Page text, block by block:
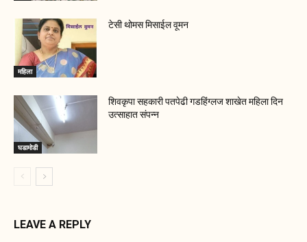
महिला
टेसी थोमस मिसाईल वूमन
घडामोडी
शिवकृपा सहकारी पतपेढी गडहिंग्लज शाखेत महिला दिन
उत्साहात संपन्न
LEAVE A REPLY